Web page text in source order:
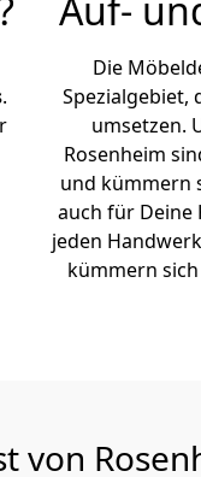
.
Die
Spezialgebiet,
umsetzen.
Rosenheim
und kümmern
auch für Deine
jeden
kümmern
von